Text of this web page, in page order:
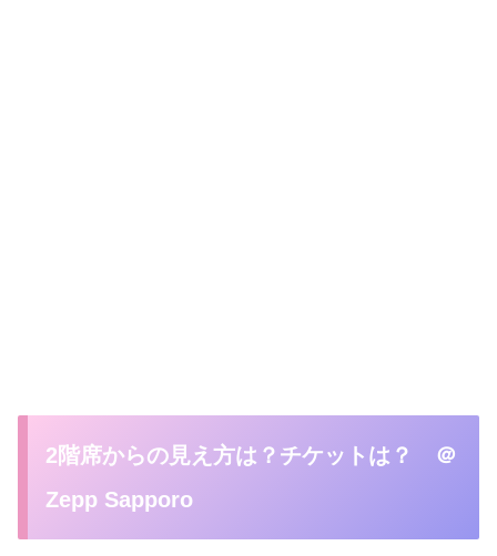
2階席からの見え方は？チケットは？ ＠
Zepp Sapporo